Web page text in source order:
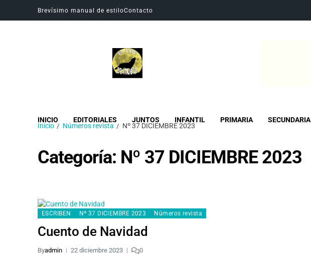
Brevísimo manual de estiloContacto
INICIO EDITORIALES JUNTOS INFANTIL PRIMARIA SECUNDARIA
Inicio Números revista Nº 37 DICIEMBRE 2023
Categoría: Nº 37 DICIEMBRE 2023
ESCRIBEN Nº 37 DICIEMBRE 2023 Números revista
Cuento de Navidad
Byadmin 22 diciembre 2023 0